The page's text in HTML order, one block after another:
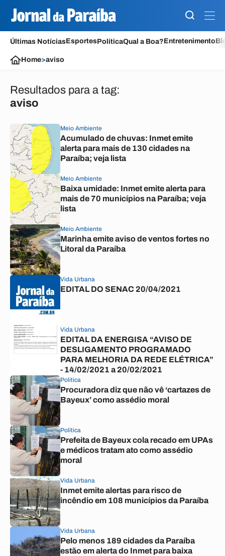
Últimas NotíciasEsportesPolíticaQual a Boa?Entretenimento
Home>aviso
Resultados para a tag:
aviso
Meio Ambiente
Acumulado de chuvas: Inmet emite
alerta para mais de 130 cidades na
Paraíba; veja lista
Meio Ambiente
Baixa umidade: Inmet emite alerta para
mais de 70 municípios na Paraíba; veja
lista
Meio Ambiente
Marinha emite aviso de ventos fortes no
Litoral da Paraíba
Vida Urbana
EDITAL DO SENAC 20/04/2021
Vida Urbana
EDITAL DA ENERGISA “AVISO DE
DESLIGAMENTO PROGRAMADO
PARA MELHORIA DA REDE ELÉTRICA”
- 14/02/2021 a 20/02/2021
Política
Procuradora diz que não vê ‘cartazes de
Bayeux’ como assédio moral
Política
Prefeita de Bayeux cola recado em UPAs
e médicos tratam ato como assédio
moral
Vida Urbana
Inmet emite alertas para risco de
incêndio em 108 municípios da Paraíba
Vida Urbana
Pelo menos 189 cidades da Paraíba
estão em alerta do Inmet para baixa